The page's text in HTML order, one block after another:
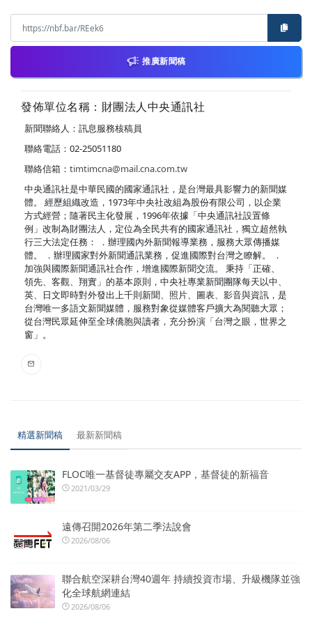
推廣新聞稿
發佈單位名稱：財團法人中央通訊社
新聞聯絡人：訊息服務核稿員
聯絡電話：02-25051180
聯絡信箱： timtimcna@mail.cna.com.tw
中央通訊社是中華民國的國家通訊社，是台灣最具影響力的新聞媒
體。 經歷組織改造，1973年中央社改組為股份有限公司，以企業
方式經營；隨著民主化發展，1996年依據「中央通訊社設置條
例」改制為財團法人，定位為全民共有的國家通訊社，獨立超然執
行三大法定任務： ．辦理國內外新聞報導業務，服務大眾傳播媒
體。 ．辦理國家對外新聞通訊業務，促進國際對台灣之瞭解。 ．
加強與國際新聞通訊社合作，增進國際新聞交流。 秉持「正確、
領先、客觀、翔實」的基本原則，中央社專業新聞團隊每天以中、
英、日文即時對外發出上千則新聞、照片、圖表、影音與資訊，是
台灣唯一多語文新聞媒體，服務對象從媒體客戶擴大為閱聽大眾；
從台灣民眾延伸至全球僑胞與讀者，充分扮演「台灣之眼，世界之
窗」。
精選新聞稿 最新新聞稿
FLOC唯一基督徒專屬交友APP，基督徒的新福音
2021/03/29
遠傳召開2026年第二季法說會
2026/08/06
聯合航空深耕台灣40週年 持續投資市場、升級機隊並強
化全球航網連結
2026/08/06